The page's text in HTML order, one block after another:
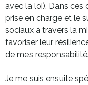
avec la loi). Dans ces
prise en charge et le
sociaux à travers la
favoriser leur
de mes
Je me suis ensuite